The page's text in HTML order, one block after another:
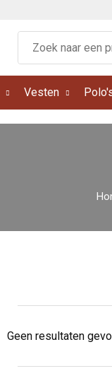
Vesten
Geen resultaten